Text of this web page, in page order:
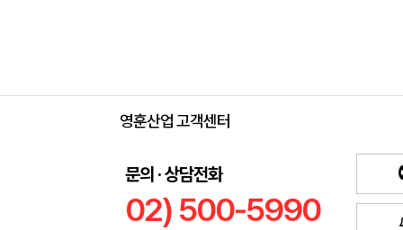
영훈산업 고객센터
문의 · 상담전화
02) 500-5990